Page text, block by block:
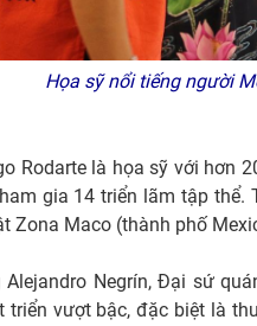
Họa sỹ nổi tiếng người
Rodarte là họa sỹ với hơn
gia 14 triển lãm tập thể.
Zona Maco (thành phố
Alejandro Negrín, Đại sứ
triển vượt bậc, đặc biệt là